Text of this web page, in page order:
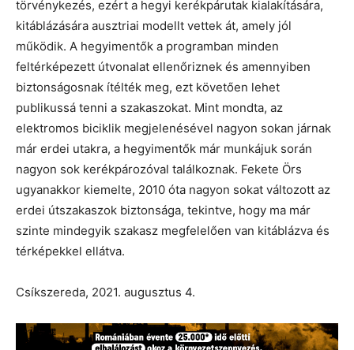
törvénykezés, ezért a hegyi kerékpárutak kialakítására,
kitáblázására ausztriai modellt vettek át, amely jól
működik. A hegyimentők a programban minden
feltérképezett útvonalat ellenőriznek és amennyiben
biztonságosnak ítélték meg, ezt követően lehet
publikussá tenni a szakaszokat. Mint mondta, az
elektromos biciklik megjelenésével nagyon sokan járnak
már erdei utakra, a hegyimentők már munkájuk során
nagyon sok kerékpározóval találkoznak. Fekete Örs
ugyanakkor kiemelte, 2010 óta nagyon sokat változott az
erdei útszakaszok biztonsága, tekintve, hogy ma már
szinte mindegyik szakasz megfelelően van kitáblázva és
térképekkel ellátva.
Csíkszereda, 2021. augusztus 4.